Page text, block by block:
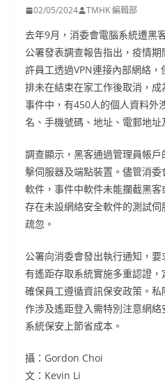
02/05/2024 TMHK 編輯部
去年9月，消委會電腦系統遭黑
公署發表調查報告指出，疫情
許員工透過VPN連接內部網絡
排未在結束在家工作後取消，
事件中，有450人的個人資料外
名、手機號碼、地址、電郵地址
調查顯示，黑客通過管理員帳
擊伺服器及端點裝置。儘管消
軟件，事件中軟件未能攔截黑
存在未設網絡安全軟件的測試
疏忽。
公署向消委會發出執行通知，
有遙距存取系統實施多重認證
確保員工遵循資訊保安政策。
作涉及遙距登入需特別注意網
系統保安上節省成本。
攝：Gordon Choi
文：Kevin Li